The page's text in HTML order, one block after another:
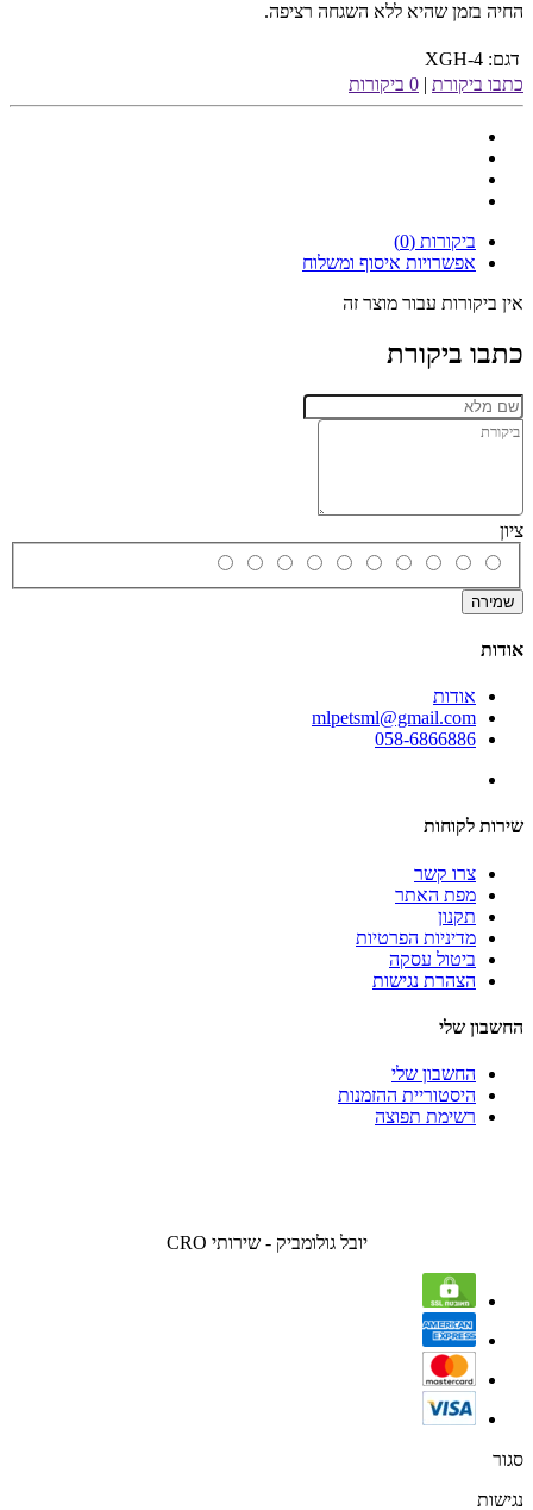
החיה בזמן שהיא ללא השגחה רציפה.
דגם: XGH-4
כתבו ביקורת | 0 ביקורות
ביקורות (0)
אפשרויות איסוף ומשלוח
אין ביקורות עבור מוצר זה
כתבו ביקורת
ציון
שמירה
אודות
אודות
mlpetsml@gmail.com
058-6866886
שירות לקוחות
צרו קשר
מפת האתר
תקנון
מדיניות הפרטיות
ביטול עסקה
הצהרת נגישות
החשבון שלי
החשבון שלי
היסטוריית ההזמנות
רשימת תפוצה
יובל גולומביק - שירותי CRO
סגור
נגישות